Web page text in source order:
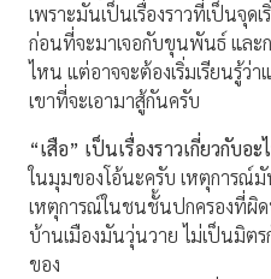
เพราะมันเป็นเรื่องราวที่เป็นจุด
ก่อนที่จะมาเจอกับขุนพันธ์ และก
ไหน แต่อาจจะต้องเริ่มเรียนรู้ว่
เขาที่จะเอามาสู้กันครับ
“เสือ” เป็นเรื่องราวเกี่ยวกับอะ
ในมุมของโอ้นะครับ เหตุการณ์
เหตุการณ์ในชนชั้นปกครองที่ผิด
บ้านเมืองมันวุ่นวาย ไม่เป็นมิต
ของ